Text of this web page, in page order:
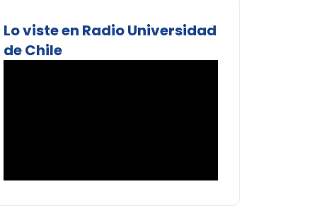
Lo viste en Radio Universidad
de Chile